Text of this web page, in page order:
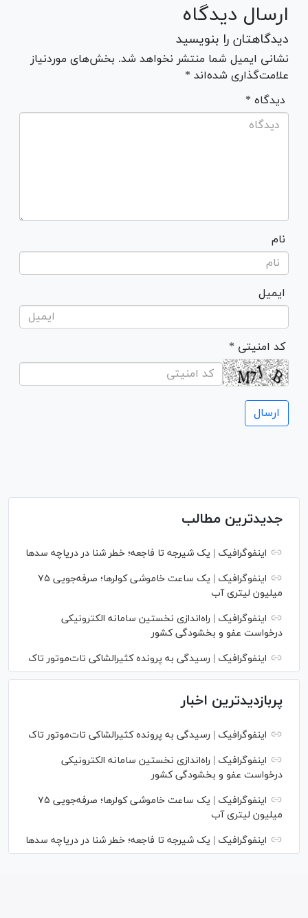
ارسال دیدگاه
دیدگاهتان را بنویسید
نشانی ایمیل شما منتشر نخواهد شد. بخش‌های موردنیاز
علامت‌گذاری شده‌اند *
* دیدگاه
نام
ایمیل
* کد امنیتی
جدیدترین مطالب
اینفوگرافیک | یک شیرجه تا فاجعه؛ خطر شنا در دریاچه سدها
اینفوگرافیک | یک ساعت خاموشی کولرها؛ صرفه‌جویی ۷۵
میلیون لیتری آب
اینفوگرافیک | راه‌اندازی نخستین سامانه الکترونیکی
درخواست عفو و بخشودگی کشور
اینفوگرافیک | رسیدگی به پرونده کثیرالشاکی تات‌موتور تاک
پربازدیدترین اخبار
اینفوگرافیک | رسیدگی به پرونده کثیرالشاکی تات‌موتور تاک
اینفوگرافیک | راه‌اندازی نخستین سامانه الکترونیکی
درخواست عفو و بخشودگی کشور
اینفوگرافیک | یک ساعت خاموشی کولرها؛ صرفه‌جویی ۷۵
میلیون لیتری آب
اینفوگرافیک | یک شیرجه تا فاجعه؛ خطر شنا در دریاچه سدها